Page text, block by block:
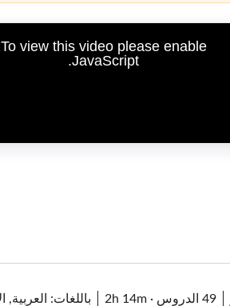
To view this video please enable
JavaScript.
49 الدروس ·
2h 14m باللغات: العربية,